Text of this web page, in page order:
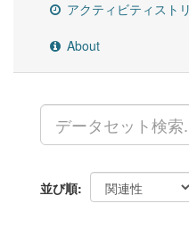
アクティビティスト
About
並び順